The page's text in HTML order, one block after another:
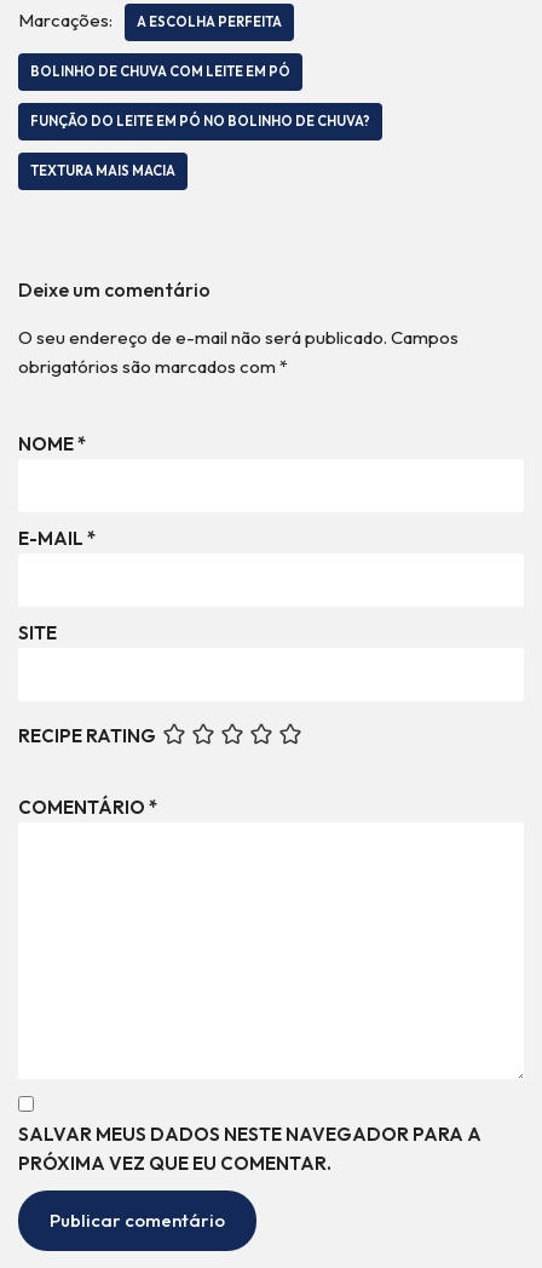
Marcações: A ESCOLHA PERFEITA
BOLINHO DE CHUVA COM LEITE EM PÓ
FUNÇÃO DO LEITE EM PÓ NO BOLINHO DE CHUVA?
TEXTURA MAIS MACIA
Deixe um comentário
O seu endereço de e-mail não será publicado. Campos
obrigatórios são marcados com *
NOME*
E-MAIL *
SITE
RECIPE RATING
COMENTÁRIO *
SALVAR MEUS DADOS NESTE NAVEGADOR PARA A
PRÓXIMA VEZ QUE EU COMENTAR.